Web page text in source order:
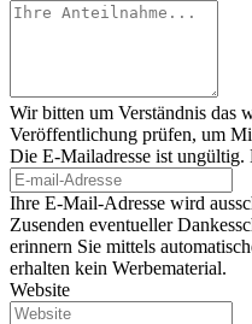
Wir bitten um Verständnis das
Veröffentlichung prüfen, um
Die E-Mailadresse ist
Ihre E-Mail-Adresse wird
Zusenden eventueller
erinnern Sie mittels
erhalten kein Werbematerial.
Website